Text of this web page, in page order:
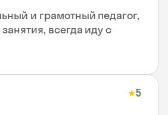
и грамотный педагог,
всегда иду с
★5